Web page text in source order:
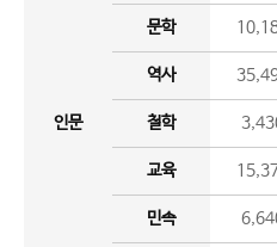
인문
문학
역사
철학
교육
민속